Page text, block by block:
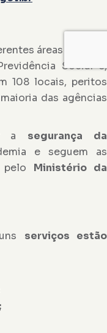
áreas do INSS
Social e,
108 locais, peritos
das agências
a segurança da
e seguem as
pelo Ministério da
serviços estão